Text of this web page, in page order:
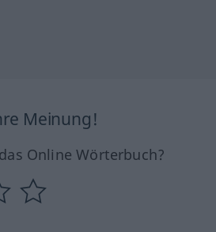
Meinung!
Online Wörterbuch?